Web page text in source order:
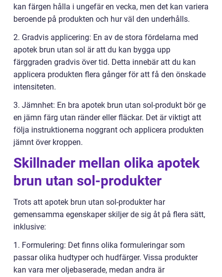
kan färgen hålla i ungefär en vecka, men det kan variera
beroende på produkten och hur väl den underhålls.
2. Gradvis applicering: En av de stora fördelarna med
apotek brun utan sol är att du kan bygga upp
färggraden gradvis över tid. Detta innebär att du kan
applicera produkten flera gånger för att få den önskade
intensiteten.
3. Jämnhet: En bra apotek brun utan sol-produkt bör ge
en jämn färg utan ränder eller fläckar. Det är viktigt att
följa instruktionerna noggrant och applicera produkten
jämnt över kroppen.
Skillnader mellan olika apotek
brun utan sol-produkter
Trots att apotek brun utan sol-produkter har
gemensamma egenskaper skiljer de sig åt på flera sätt,
inklusive:
1. Formulering: Det finns olika formuleringar som
passar olika hudtyper och hudfärger. Vissa produkter
kan vara mer oljebaserade, medan andra är